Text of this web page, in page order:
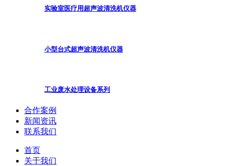
实验室医疗用超声波清洗机仪器
小型台式超声波清洗机仪器
工业废水处理设备系列
合作案例
新闻资讯
联系我们
首页
关于我们